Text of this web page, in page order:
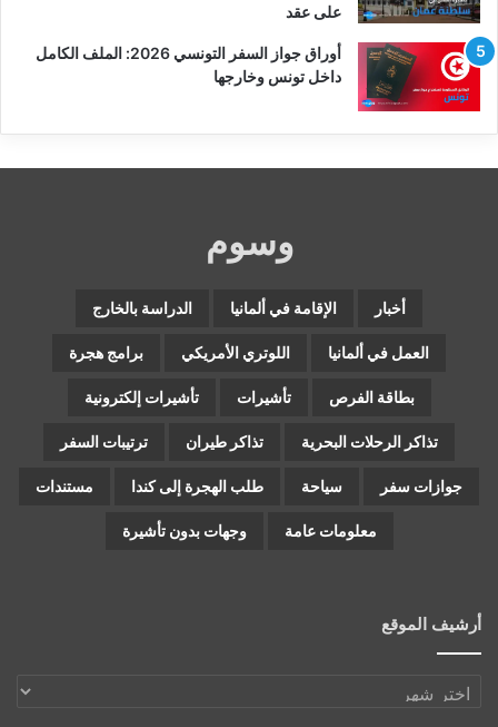
على عقد
أوراق جواز السفر التونسي 2026: الملف الكامل
داخل تونس وخارجها
وسوم
أخبار الإقامة في ألمانيا الدراسة بالخارج
العمل في ألمانيا اللوتري الأمريكي برامج هجرة
بطاقة الفرص تأشيرات تأشيرات إلكترونية
تذاكر الرحلات البحرية تذاكر طيران ترتيبات السفر
جوازات سفر سياحة طلب الهجرة إلى كندا مستندات
معلومات عامة وجهات بدون تأشيرة
أرشيف الموقع
أرشيف